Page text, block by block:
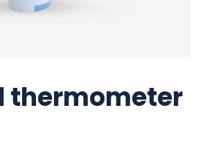
thermometer